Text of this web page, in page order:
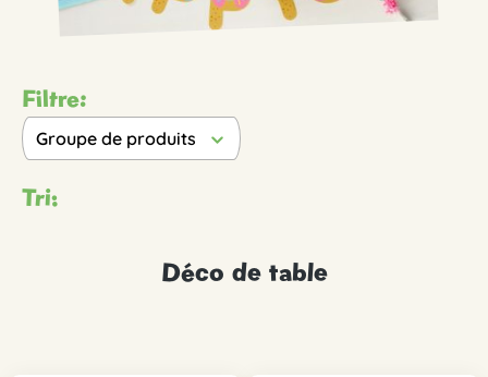
Filtre:
Groupe de produits
Tri:
Déco de table